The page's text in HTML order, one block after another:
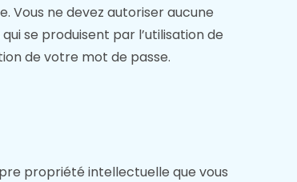
Vous ne devez autoriser aucune
se produisent par l’utilisation de
de votre mot de passe.
propriété intellectuelle que vous